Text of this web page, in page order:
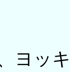
ヨッ